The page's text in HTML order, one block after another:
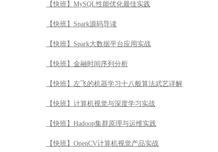
【快班】MySQL性能优化最佳实践
【快班】Spark源码导读
【快班】Spark大数据平台应用实战
【快班】金融时间序列分析
【快班】左飞的机器学习十八般算法武艺详解
【快班】计算机视觉与深度学习实战
【快班】Hadoop集群原理与运维实践
【快班】OpenCV计算机视觉产品实战